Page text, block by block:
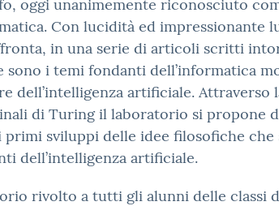
oggi unanimemente riconosciuto
Con lucidità ed impressionante
in una serie di articoli scritti
sono i temi fondanti dell’informatica
dell’intelligenza artificiale. Attraverso
di Turing il laboratorio si propone
primi sviluppi delle idee filosofiche
dell’intelligenza artificiale.
rivolto a tutti gli alunni delle classi